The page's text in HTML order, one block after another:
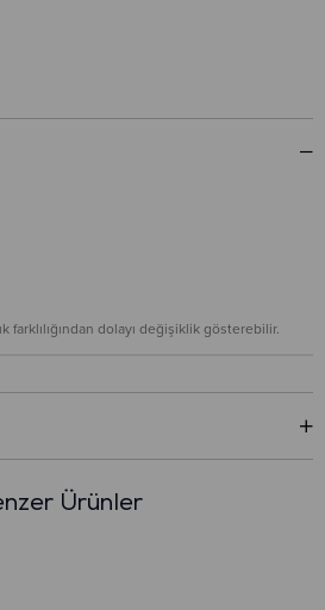
farklılığından dolayı değişiklik gösterebilir.
Ürünler